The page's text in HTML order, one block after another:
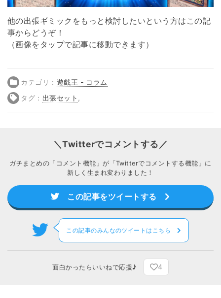
他の出張ギミックをもっと検討したいという方はこの記
事からどうぞ！
（画像をタップで記事に移動できます）
カテゴリ： 遊戯王 - コラム
タグ： 出張セット ,
＼Twitterでコメントする／
ガチまとめの「コメント機能」が「Twitterでコメントする機能」に
新しく生まれ変わりました！
この記事をツイートする
この記事のみんなのツイートはこちら
面白かったらいいねで応援♪ 4